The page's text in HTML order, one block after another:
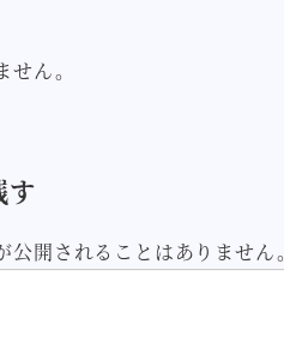
ん。
す
公開されることはありません。